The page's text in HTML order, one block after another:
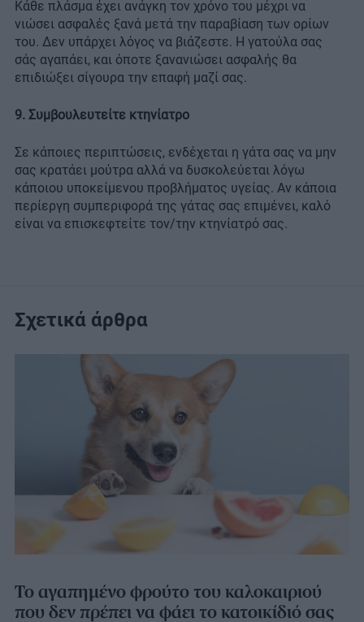
Κάθε πλάσμα έχει ανάγκη τον χρόνο του μέχρι να
νιώσει ασφαλές ξανά μετά την παραβίαση των ορίων
του. Δεν υπάρχει λόγος να βιάζεστε. Η γατούλα σας
σάς αγαπάει, και όποτε ξανανιώσει ασφαλής θα
επιδιώξει σίγουρα την επαφή μαζί σας.
9. Συμβουλευτείτε κτηνίατρο
Σε κάποιες περιπτώσεις, ενδέχεται η γάτα σας να μην
σας κρατάει μούτρα αλλά να δυσκολεύεται λόγω
κάποιου υποκείμενου προβλήματος υγείας. Αν κάποια
περίεργη συμπεριφορά της γάτας σας επιμένει, καλό
είναι να επισκεφτείτε τον/την κτηνίατρό σας.
Σχετικά άρθρα
Το αγαπημένο φρούτο του καλοκαιριού
που δεν πρέπει να φάει το κατοικίδιό σας